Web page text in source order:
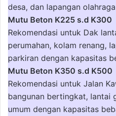
desa, dan lapangan olahraga
Mutu Beton K225 s.d K300
Rekomendasi untuk Dak
perumahan, kolam renang,
parkiran dengan kapasitas
Mutu Beton K350 s.d K500
Rekomendasi untuk Jalan
bangunan bertingkat, lantai
umum dengan kapasitas